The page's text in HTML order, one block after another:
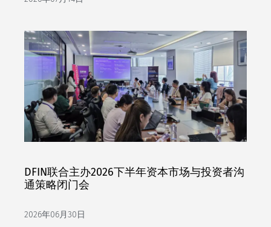
DFIN联合主办2026下半年资本市场与投资者沟
通策略闭门会
2026年06月30日